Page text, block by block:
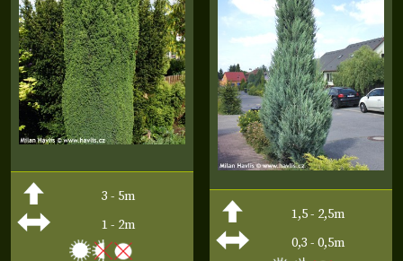
3 - 5m
1 - 2m
1,5 - 2,5m
0,3 - 0,5m